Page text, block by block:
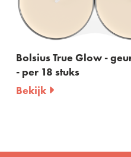
- Silent Night